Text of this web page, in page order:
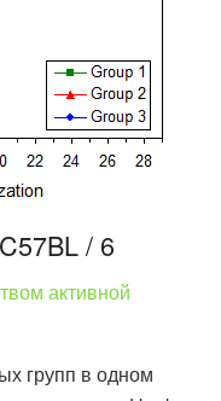
/ 6
активной
групп в одном